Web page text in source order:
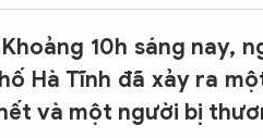
Quân sự
THÀNH PHỐ THÔNG MINH
THỂ THAO
KINH DOANH
10h sáng nay,
Hà Tĩnh đã xảy ra
và một người bị